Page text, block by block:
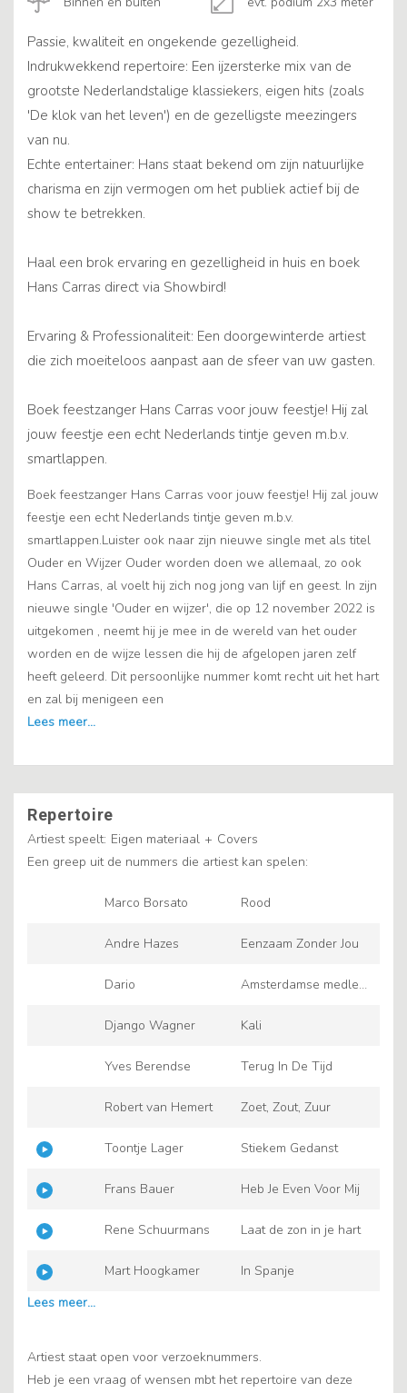
Passie, kwaliteit en ongekende gezelligheid.
Indrukwekkend repertoire: Een ijzersterke mix van de
grootste Nederlandstalige klassiekers, eigen hits (zoals
'De klok van het leven') en de gezelligste meezingers
van nu.
Echte entertainer: Hans staat bekend om zijn natuurlijke
charisma en zijn vermogen om het publiek actief bij de
show te betrekken.
Haal een brok ervaring en gezelligheid in huis en boek
Hans Carras direct via Showbird!
Ervaring & Professionaliteit: Een doorgewinterde artiest
die zich moeiteloos aanpast aan de sfeer van uw gasten.
Boek feestzanger Hans Carras voor jouw feestje! Hij zal
jouw feestje een echt Nederlands tintje geven m.b.v.
smartlappen.
Boek feestzanger Hans Carras voor jouw feestje! Hij zal jouw
feestje een echt Nederlands tintje geven m.b.v.
smartlappen.Luister ook naar zijn nieuwe single met als titel
Ouder en Wijzer Ouder worden doen we allemaal, zo ook
Hans Carras, al voelt hij zich nog jong van lijf en geest. In zijn
nieuwe single 'Ouder en wijzer', die op 12 november 2022 is
uitgekomen , neemt hij je mee in de wereld van het ouder
worden en de wijze lessen die hij de afgelopen jaren zelf
heeft geleerd. Dit persoonlijke nummer komt recht uit het hart
en zal bij menigeen een
Repertoire
Artiest speelt: Eigen materiaal + Covers
Een greep uit de nummers die artiest kan spelen:
Marco Borsato Rood
Andre Hazes Eenzaam Zonder Jou
Dario
Amsterdamse medley
Django Wagner
Kali
Yves Berendse Terug In De Tijd
Robert van Hemert Zoet, Zout, Zuur
Toontje Lager Stiekem Gedanst
Frans Bauer Heb Je Even Voor Mij
Rene Schuurmans Laat de zon in je hart
Mart Hoogkamer In Spanje
Artiest staat open voor verzoeknummers.
Heb je een vraag of wensen mbt het repertoire van deze